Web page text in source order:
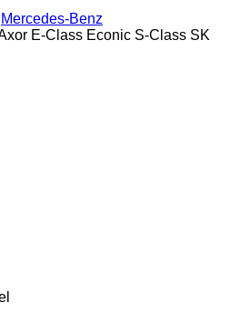
Mercedes-Benz
E-Class Econic S-Class SK